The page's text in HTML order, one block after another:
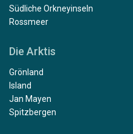
Südliche Orkneyinseln
Rossmeer
Die Arktis
Grönland
Island
Jan Mayen
Spitzbergen